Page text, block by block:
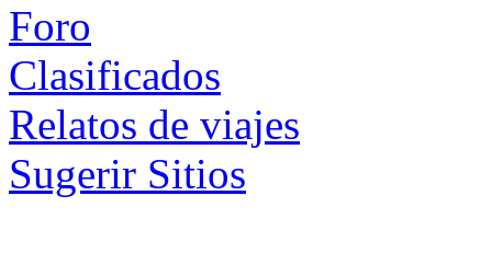
Foro
Clasificados
Relatos de viajes
Sugerir Sitios